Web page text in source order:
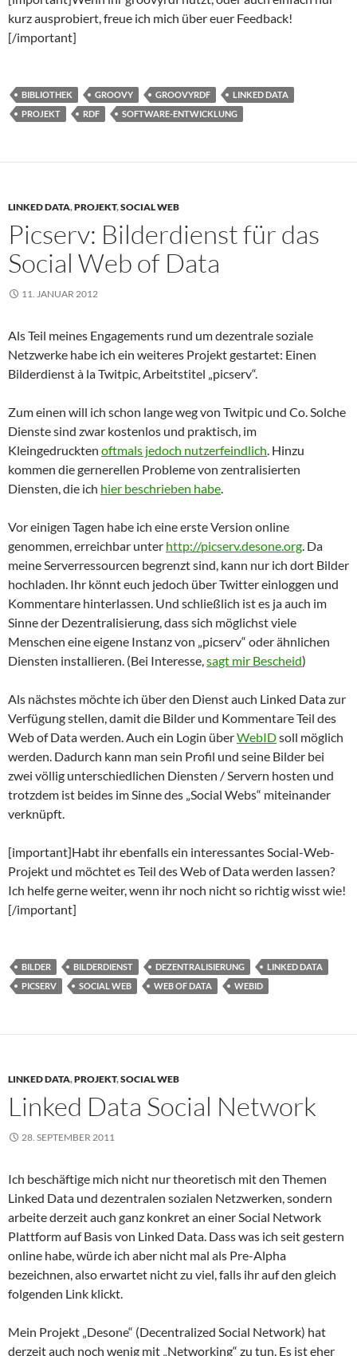
kurz ausprobiert, freue ich mich über euer Feedback!
[/important]
BIBLIOTHEK GROOVY GROOVYRDF
LINKED DATA
PROJEKT
RDF SOFTWARE-ENTWICKLUNG
LINKED DATA,PROJEKT,SOCIAL WEB
Picserv: Bilderdienst für das
Social Web of Data
11. JANUAR 2012
Als Teil meines Engagements rund um dezentrale soziale
Netzwerke habe ich ein weiteres Projekt gestartet: Einen
Bilderdienst à la Twitpic, Arbeitstitel „picserv“.
Zum einen will ich schon lange weg von Twitpic und Co. Solche
Dienste sind zwar kostenlos und praktisch, im
Kleingedruckten oftmals jedoch nutzerfeindlich. Hinzu
kommen die gernerellen Probleme von zentralisierten
Diensten, die ich hier beschrieben habe.
Vor einigen Tagen habe ich eine erste Version online
genommen, erreichbar unter http://picserv.desone.org. Da
meine Serverressourcen begrenzt sind, kann nur ich dort Bilder
hochladen. Ihr könnt euch jedoch über Twitter einloggen und
Kommentare hinterlassen. Und schließlich ist es ja auch im
Sinne der Dezentralisierung, dass sich möglichst viele
Menschen eine eigene Instanz von „picserv“ oder ähnlichen
Diensten installieren. (Bei Interesse,sagt mir Bescheid)
Als nächstes möchte ich über den Dienst auch Linked Data zur
Verfügung stellen, damit die Bilder und Kommentare Teil des
Web of Data werden. Auch ein Login überWebIDsoll möglich
werden. Dadurch kann man sein Profil und seine Bilder bei
zwei völlig unterschiedlichen Diensten / Servern hosten und
trotzdem ist beides im Sinne des „Social Webs“ miteinander
verknüpft.
[important]Habt ihr ebenfalls ein interessantes Social-Web-
Projekt und möchtet es Teil des Web of Data werden lassen?
Ich helfe gerne weiter, wenn ihr noch nicht so richtig wisst wie!
[/important]
BILDER BILDERDIENST DEZENTRALISIERUNG
LINKED DATA
PICSERV
SOCIAL WEB WEB OF DATA WEBID
LINKED DATA,PROJEKT,SOCIAL WEB
Linked Data Social Network
28. SEPTEMBER 2011
Ich beschäftige mich nicht nur theoretisch mit den Themen
Linked Data und dezentralen sozialen Netzwerken, sondern
arbeite derzeit auch ganz konkret an einer Social Network
Plattform auf Basis von Linked Data. Dass was ich seit gestern
online habe, würde ich aber nicht mal als Pre-Alpha
bezeichnen, also erwartet nicht zu viel, falls ihr auf den gleich
folgenden Link klickt.
Mein Projekt „Desone“ (Decentralized Social Network) hat
derzeit auch noch wenig mit „Networking“ zu tun. Es ist eher